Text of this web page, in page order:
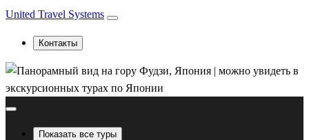
United Travel Systems
Контакты
Показать все туры